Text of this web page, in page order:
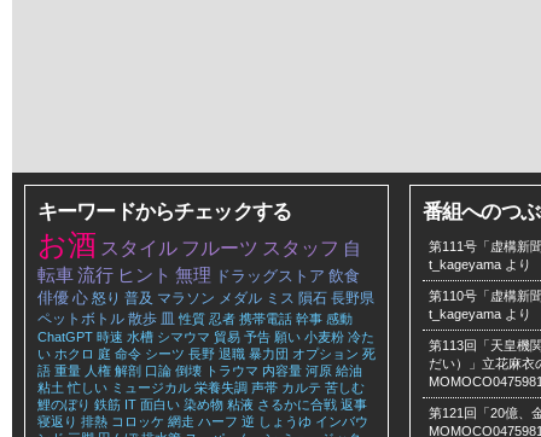
キーワードからチェックする
お酒 スタイル フルーツ スタッフ 自
転車流行 ヒント 無理 ドラッグストア 飲食
俳優 心 怒り 普及 マラソン メダル ミス 隕石 長野県
ペットボトル 散歩 皿 性質 忍者 携帯電話 幹事 感動
ChatGPT 時速 水槽 シマウマ 貿易 予告 願い 小麦粉 冷た
い ホクロ 庭 命令 シーツ 長野 退職 暴力団 オプション 死
語 重量 人権 解剖 口論 倒壊 トラウマ 内容量 河原 給油
粘土 忙しい ミュージカル 栄養失調 声帯 カルテ 苦しむ
鯉のぼり 鉄筋 IT 面白い 染め物 粘液 さるかに合戦 返事
寝返り 排熱 コロッケ 網走 ハーフ 逆 しょうゆ インバウ
番組へのつ
第111号「虚構新
t_kageyama より
第110号「虚構新
t_kageyama より
第113回「天皇機
だい）」立花麻衣
第121回「20億、